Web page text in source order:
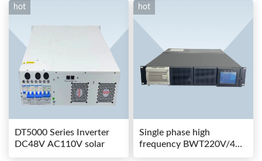
hot
DT5000 Series Inverter
DC48V AC110V solar
hot
Single phase high
frequency BWT220V/48-
80AS switching power